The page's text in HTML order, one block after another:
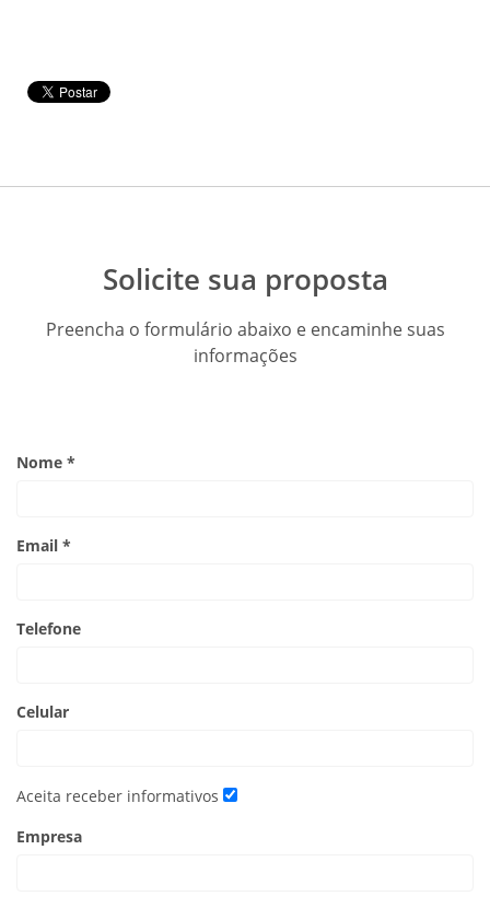
Solicite sua proposta
Preencha o formulário abaixo e encaminhe suas
informações
Nome *
Email *
Telefone
Celular
Aceita receber informativos
Empresa